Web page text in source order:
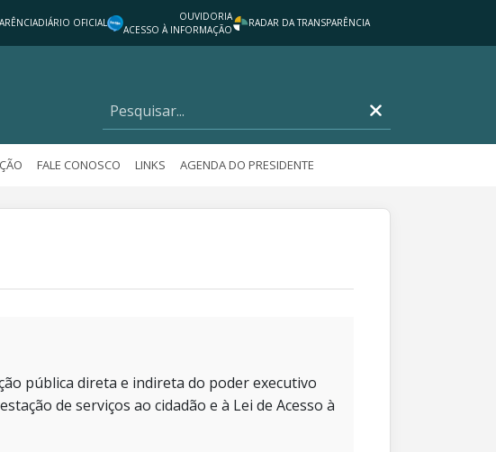
DIÁRIO OFICIAL
OUVIDORIA
ACESSO À INFORMAÇÃO
RADAR DA TRANSPARÊNCIA
FALE CONOSCO LINKS AGENDA DO PRESIDENTE
pública direta e indireta do poder executivo
de serviços ao cidadão e à Lei de Acesso à